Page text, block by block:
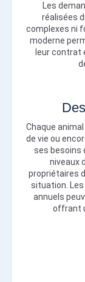
Les
réalisées
complexes ni
moderne
leur contrat
Chaque
de vie ou
ses besoins
niveaux
propriétaires
situation.
annuels
offrant